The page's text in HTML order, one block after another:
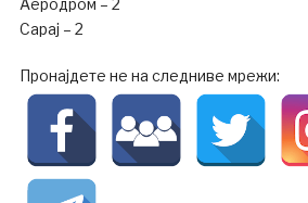
Аеродром – 2
Сарај – 2
Пронајдете не на следниве мрежи: